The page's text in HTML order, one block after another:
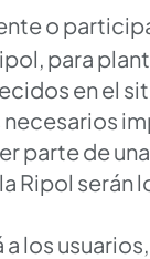
o
para
en el
parte de
Ripol serán
a los